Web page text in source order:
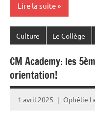
Lire la suite
Culture Le Collège
CM Academy: les
orientation!
1 avril 2025 Ophélie